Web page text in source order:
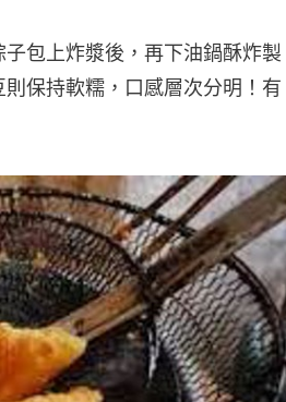
包上炸漿後，再下油鍋酥炸製
保持軟糯，口感層次分明！有